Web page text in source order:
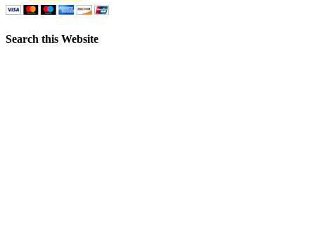
Search this Website